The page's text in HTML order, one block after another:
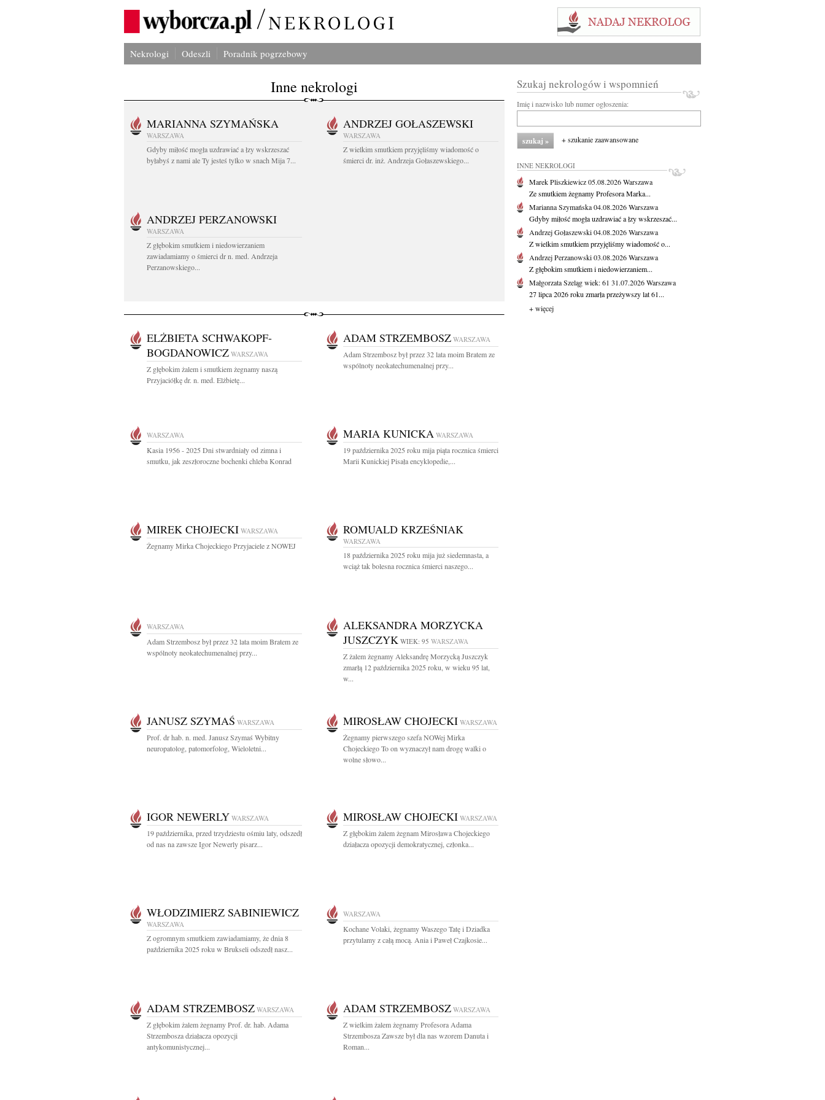
Nekrologi Odeszli Poradnik pogrzebowy
Inne nekrologi
MARIANNA SZYMAŃSKA
WARSZAWA
Gdyby miłość mogła uzdrawiać a łzy wskrzeszać
byłabyś z nami ale Ty jesteś tylko w snach Mija 7...
ANDRZEJ GOŁASZEWSKI
WARSZAWA
Z wielkim smutkiem przyjęliśmy wiadomość o
śmierci dr. inż. Andrzeja Gołaszewskiego...
ANDRZEJ PERZANOWSKI
WARSZAWA
Z głębokim smutkiem i niedowierzaniem
zawiadamiamy o śmierci dr n. med. Andrzeja
Perzanowskiego...
ELŻBIETA SCHWAKOPF-
BOGDANOWICZ WARSZAWA
Z głębokim żalem i smutkiem żegnamy naszą
Przyjaciółkę dr. n. med. Elżbietę...
ADAM STRZEMBOSZ WARSZAWA
Adam Strzembosz był przez 32 lata moim Bratem ze
wspólnoty neokatechumenalnej przy...
WARSZAWA
Kasia 1956 - 2025 Dni stwardniały od zimna i
smutku, jak zeszłoroczne bochenki chleba Konrad
MARIA KUNICKA WARSZAWA
19 października 2025 roku mija piąta rocznica śmierci
Marii Kunickiej Pisała encyklopedie,...
MIREK CHOJECKI WARSZAWA
Żegnamy Mirka Chojeckiego Przyjaciele z NOWEJ
ROMUALD KRZEŚNIAK
WARSZAWA
18 października 2025 roku mija już siedemnasta, a
wciąż tak bolesna rocznica śmierci naszego...
WARSZAWA
Adam Strzembosz był przez 32 lata moim Bratem ze
wspólnoty neokatechumenalnej przy...
ALEKSANDRA MORZYCKA
JUSZCZYK WIEK: 95 WARSZAWA
Z żalem żegnamy Aleksandrę Morzycką Juszczyk
zmarłą 12 października 2025 roku, w wieku 95 lat,
w...
JANUSZ SZYMAŚ WARSZAWA
Prof. dr hab. n. med. Janusz Szymaś Wybitny
neuropatolog, patomorfolog, Wieloletni...
MIROSŁAW CHOJECKI WARSZAWA
Żegnamy pierwszego szefa NOWej Mirka
Chojeckiego To on wyznaczył nam drogę walki o
wolne słowo...
IGOR NEWERLY WARSZAWA
19 października, przed trzydziestu ośmiu laty, odszedł
od nas na zawsze Igor Newerly pisarz...
MIROSŁAW CHOJECKI WARSZAWA
Z głębokim żalem żegnam Mirosława Chojeckiego
działacza opozycji demokratycznej, członka...
WŁODZIMIERZ SABINIEWICZ
WARSZAWA
Z ogromnym smutkiem zawiadamiamy, że dnia 8
października 2025 roku w Brukseli odszedł nasz...
WARSZAWA
Kochane Volaki, żegnamy Waszego Tatę i Dziadka
przytulamy z całą mocą. Ania i Paweł Czajkosie...
ADAM STRZEMBOSZ WARSZAWA
Z głębokim żalem żegnamy Prof. dr. hab. Adama
Strzembosza działacza opozycji
antykomunistycznej...
ADAM STRZEMBOSZ WARSZAWA
Z wielkim żalem żegnamy Profesora Adama
Strzembosza Zawsze był dla nas wzorem Danuta i
Roman...
Szukaj nekrologów i wspomnień
Imię i nazwisko lub numer ogłoszenia:
+ szukanie zaawansowane
INNE NEKROLOGI
Marek Pliszkiewicz05.08.2026Warszawa
Ze smutkiem żegnamy Profesora Marka...
Marianna Szymańska04.08.2026Warszawa
Gdyby miłość mogła uzdrawiać a łzy wskrzeszać...
Andrzej Gołaszewski04.08.2026Warszawa
Z wielkim smutkiem przyjęliśmy wiadomość o...
Andrzej Perzanowski03.08.2026Warszawa
Z głębokim smutkiem i niedowierzaniem...
Małgorzata Szelągwiek: 61 31.07.2026Warszawa
27 lipca 2026 roku zmarła przeżywszy lat 61...
+ więcej